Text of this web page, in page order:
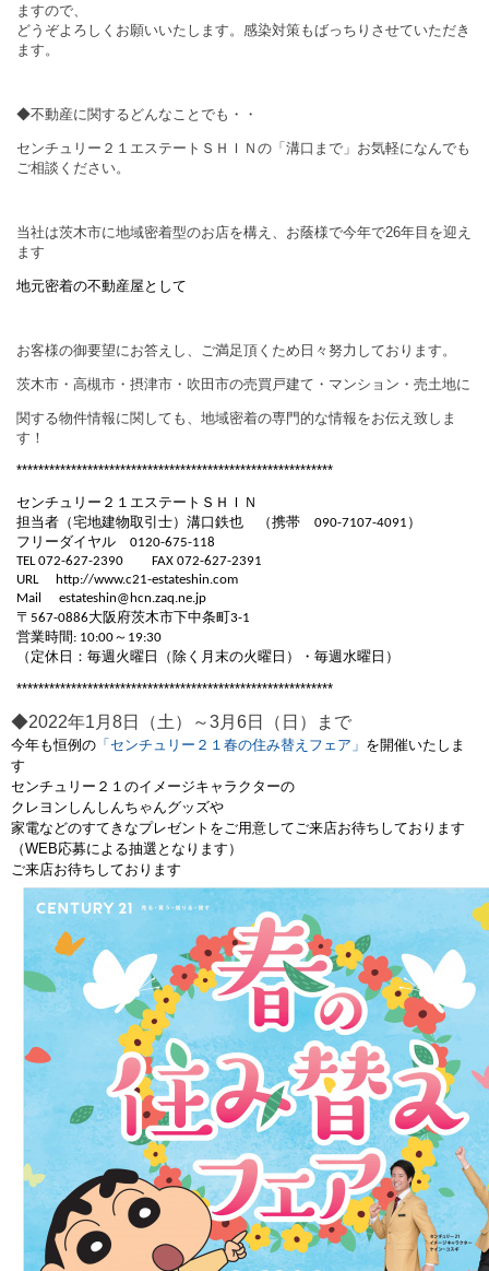
ますので、
どうぞよろしくお願いいたします。感染対策もばっちりさせていただき
ます。
◆不動産に関するどんなことでも・・
センチュリー２１エステートＳＨＩＮの「溝口まで」お気軽になんでも
ご相談ください。
当社は茨木市に地域密着型のお店を構え、お蔭様で今年で26年目を迎え
ます
地元密着の不動産屋として
お客様の御要望にお答えし、ご満足頂くため日々努力しております。
茨木市・高槻市・摂津市・吹田市の売買戸建て・マンション・売土地に
関する物件情報に関しても、地域密着の専門的な情報をお伝え致しま
す！
**********************************************************
センチュリー２１エステートＳＨＩＮ
担当者（宅地建物取引士）溝口鉄也 （携帯 090-7107-4091 ）
フリーダイヤル 0120-675-118
TEL 072-627-2390
FAX 072-627-2391
URL
http://www.c21-estateshin.com
Mail
estateshin@hcn.zaq.ne.jp
〒 567-0886大阪府茨木市下中条町3-1
営業時間 : 10:00～ 19:30
（定休日：毎週火曜日（除く月末の火曜日）・毎週水曜日）
**********************************************************
◆2022年1月8日（土）～3月6日（日）まで
今年も恒例の 「センチュリー２１春の住み替えフェア」 を開催いたしま
す
センチュリー２１のイメージキャラクターの
クレヨンしんしんちゃんグッズや
家電などのすてきなプレゼントをご用意してご来店お待ちしております
（WEB応募による抽選となります）
ご来店お待ちしております